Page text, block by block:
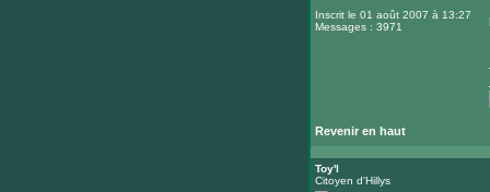
Inscrit le 01 août 2007 à 13:27
Messages : 3971
Revenir en haut
Toy'l
Citoyen d'Hillys